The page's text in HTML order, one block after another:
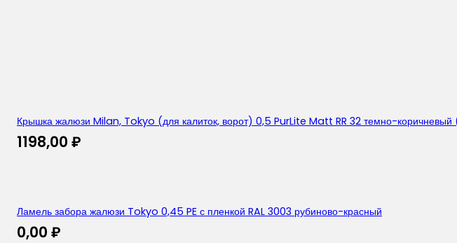
Крышка жалюзи Milan, Tokyo (для калиток, ворот) 0,5 PurLite Matt RR 32 темно-
1198,00 ₽
Ламель забора жалюзи Tokyo 0,45 PE с пленкой RAL 3003 рубиново-красный
0,00 ₽